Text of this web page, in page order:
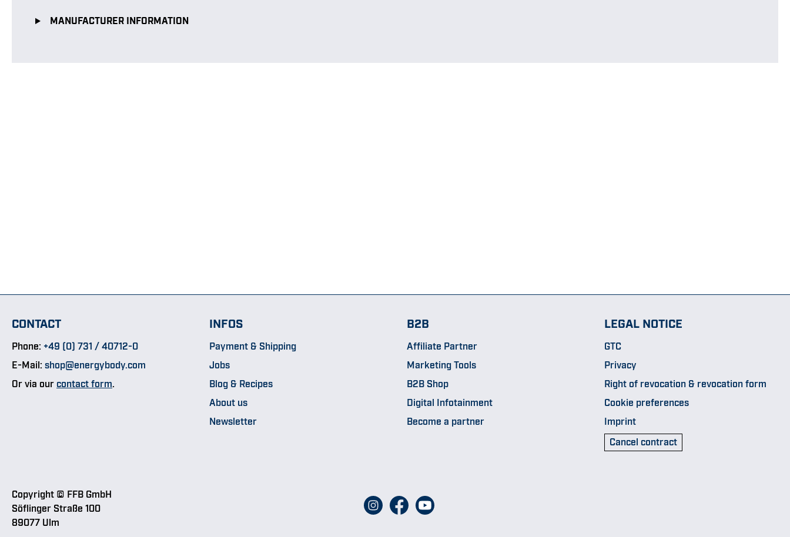
MANUFACTURER INFORMATION
CONTACT
Phone: +49 (0) 731 / 40712-0
E-Mail: shop@energybody.com
Or via our contact form.
INFOS
Payment & Shipping
Jobs
Blog & Recipes
About us
Newsletter
B2B
Affiliate Partner
Marketing Tools
B2B Shop
Digital Infotainment
Become a partner
LEGAL NOTICE
GTC
Privacy
Right of revocation & revocation form
Cookie preferences
Imprint
Cancel contract
Copyright © FFB GmbH
Söflinger Straße 100
89077 Ulm